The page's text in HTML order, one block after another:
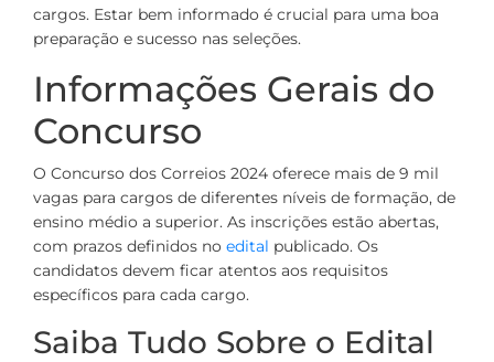
cargos. Estar bem informado é crucial para uma boa
preparação e sucesso nas seleções.
Informações Gerais do
Concurso
O Concurso dos Correios 2024 oferece mais de 9 mil
vagas para cargos de diferentes níveis de formação, de
ensino médio a superior. As inscrições estão abertas,
com prazos definidos no edital publicado. Os
candidatos devem ficar atentos aos requisitos
específicos para cada cargo.
Saiba Tudo Sobre o Edital